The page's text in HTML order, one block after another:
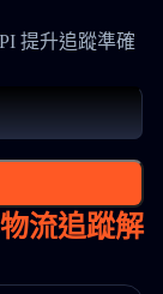
提升追蹤準確
流追蹤解